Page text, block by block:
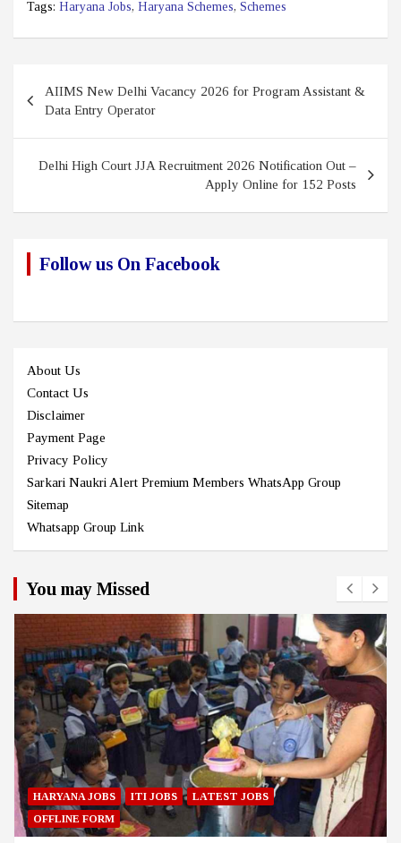
Tags: Haryana Jobs, Haryana Schemes, Schemes
navigation
AIIMS New Delhi Vacancy 2026 for Program Assistant &
Data Entry Operator
Delhi High Court JJA Recruitment 2026 Notification Out –
Apply Online for 152 Posts
Follow us On Facebook
About Us
Contact Us
Disclaimer
Payment Page
Privacy Policy
Sarkari Naukri Alert Premium Members WhatsApp Group
Sitemap
Whatsapp Group Link
You may Missed
HARYANA JOBS ITI JOBS
LATEST JOBS
OFFLINE FORM